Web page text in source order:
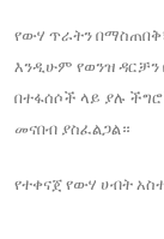
የውሃ ጥራትን
እንዲሁም የወንዝ
በተፋሰሶች ላይ ያሉ
መናበብ ያስፈልጋል።
የተቀናጀ የውሃ ሀብት